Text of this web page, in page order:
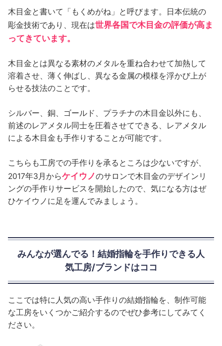
木目金と書いて「もくめがね」と呼びます。日本伝統の
彫金技術であり、現在は世界各国で木目金の評価が高ま
ってきています。
木目金とは異なる素材のメタルを重ね合わせて加熱して
溶着させ、薄く伸ばし、異なる金属の模様を浮かび上が
らせる技法のことです。
シルバー、銅、ゴールド、プラチナの木目金以外にも、
前述のレアメタル同士を圧着させてできる、レアメタル
による木目金も手作りすることが可能です。
こちらも工房での手作りを承るところは少ないですが、
2017年3月からケイウノのサロンで木目金のデザインリ
ングの手作りサービスを開始したので、気になる方はぜ
ひケイウノに足を運んでみましょう。
みんなが選んでる！結婚指輪を手作りできる人
気工房/ブランドはココ
ここでは特に人気の高い手作りの結婚指輪を、制作可能
な工房をいくつかご紹介するのでぜひ参考にしてみてく
ださい。